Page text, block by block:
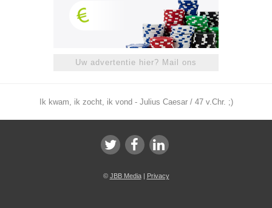
Uw advertentie hier? Mail ons
Ik kwam, ik zocht, ik vond - Julius Caesar / 47 v.Chr. ;)
© JBB Media| Privacy